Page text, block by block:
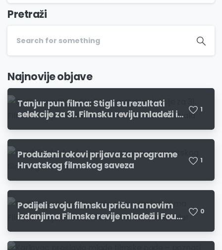
Pretraži
Najnovije objave
Tanjur pun filma: Stigli su rezultati
selekcije za 31. Filmsku reviju mladeži i
1
Produženi rokovi prijava za programe
Hrvatskog filmskog saveza
1
Podijeli svoju filmsku priču na novim
izdanjima Filmske revije mladeži i Four
0